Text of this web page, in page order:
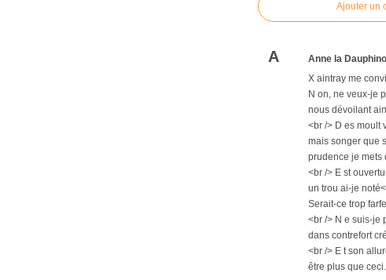
Ajouter un
A Anne la
X aintray me
N on, ne veux-je
nous dévoilant
<br /> D es moult
mais songer que
prudence je mets
<br /> E st
un trou ai-je
Serait-ce trop
<br /> N e suis-je
dans contrefort
<br /> E t son
être plus que